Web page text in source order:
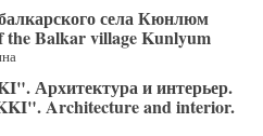
села Кюнлюм
the Balkar village Kunlyum
Архитектура и интерьер.
Architecture and interior.